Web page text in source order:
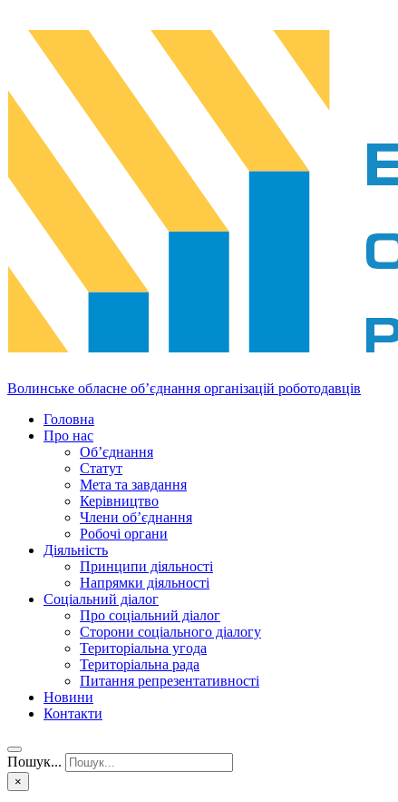
Волинське обласне об’єднання організацій роботодавців
Головна
Про нас
Об’єднання
Статут
Мета та завдання
Керівництво
Члени об’єднання
Робочі органи
Діяльність
Принципи діяльності
Напрямки діяльності
Соціальний діалог
Про соціальний діалог
Сторони соціального діалогу
Територіальна угода
Територіальна рада
Питання репрезентативності
Новини
Контакти
Пошук...
×